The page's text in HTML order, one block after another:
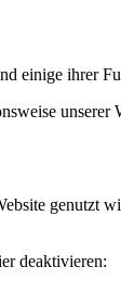
einige ihrer
genutzt
deaktivieren: